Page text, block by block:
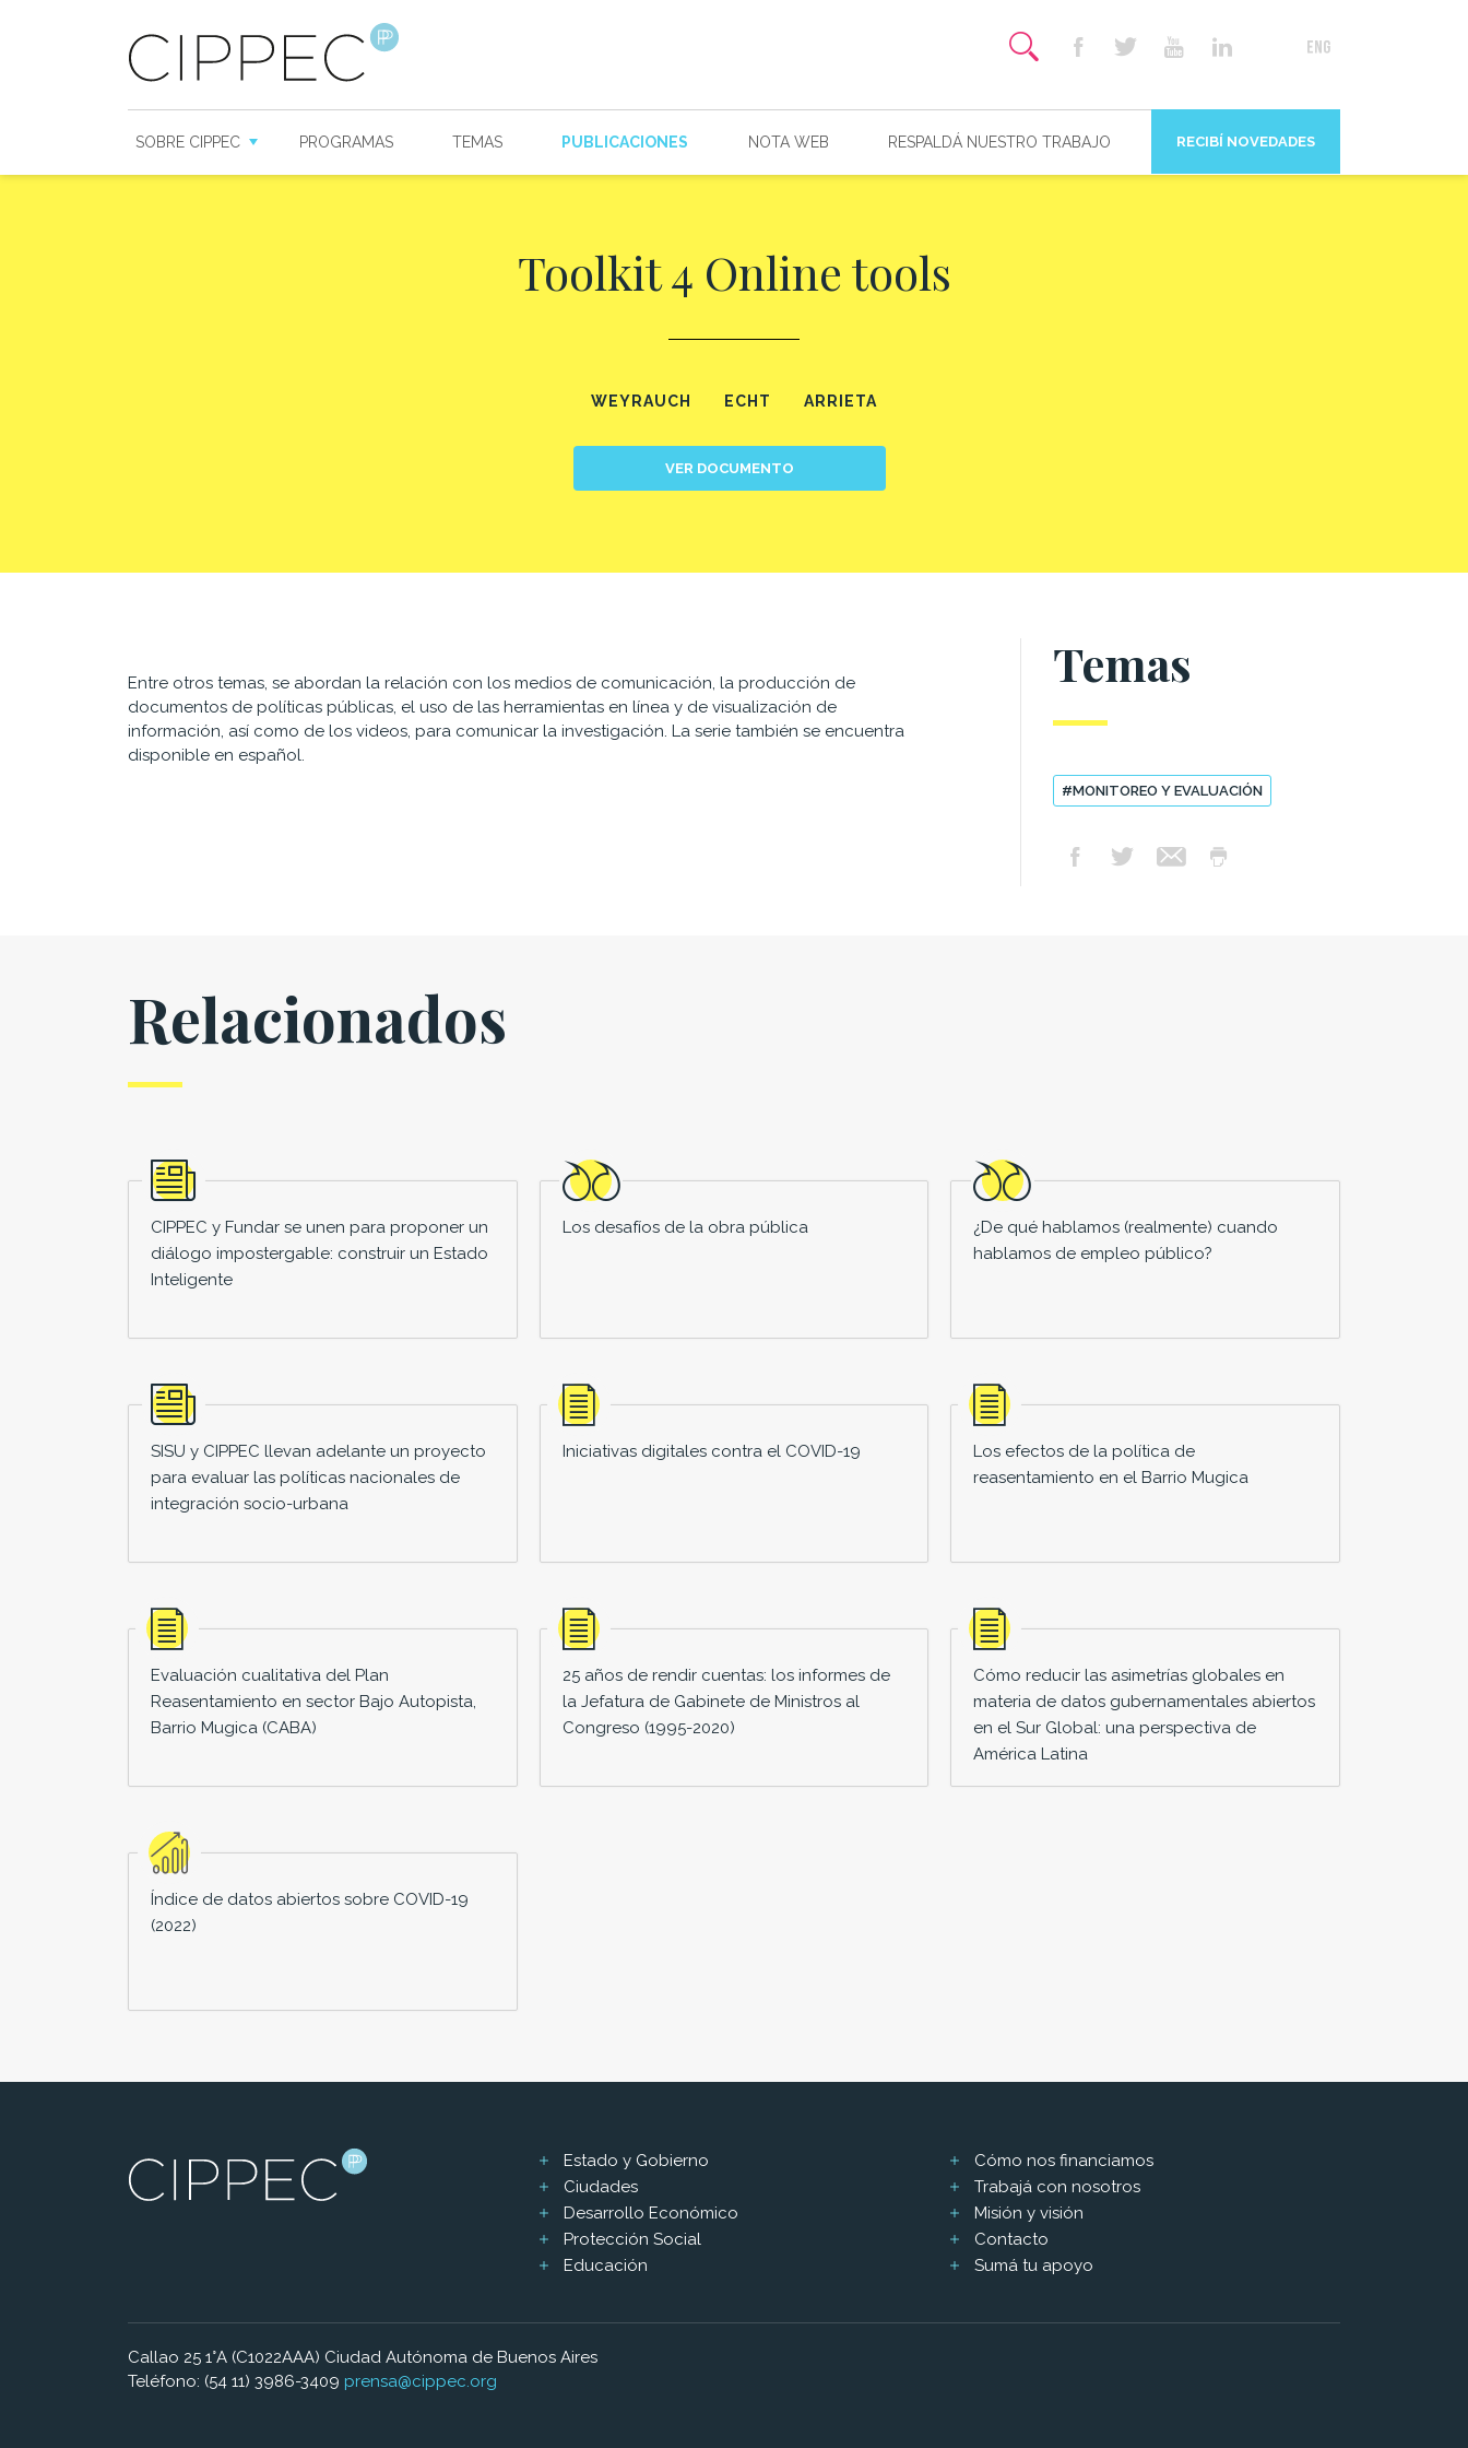
SOBRE CIPPEC PROGRAMAS TEMAS PUBLICACIONES NOTA WEB RESPALDÁ NUESTRO TRABAJO RECIBÍ NOVEDADES
Toolkit 4 Online tools
WEYRAUCH ECHT ARRIETA
VER DOCUMENTO
Entre otros temas, se abordan la relación con los medios de comunicación, la producción de
documentos de políticas públicas, el uso de las herramientas en línea y de visualización de
información, así como de los videos, para comunicar la investigación. La serie también se encuentra
disponible en español.
Temas
#MONITOREO Y EVALUACIÓN
Relacionados
CIPPEC y Fundar se unen para proponer un
diálogo impostergable: construir un Estado
Inteligente
Los desafíos de la obra pública
¿De qué hablamos (realmente) cuando
hablamos de empleo público?
SISU y CIPPEC llevan adelante un proyecto
para evaluar las políticas nacionales de
integración socio-urbana
Iniciativas digitales contra el COVID-19
Los efectos de la política de
reasentamiento en el Barrio Mugica
Evaluación cualitativa del Plan
Reasentamiento en sector Bajo Autopista,
Barrio Mugica (CABA)
25 años de rendir cuentas: los informes de
la Jefatura de Gabinete de Ministros al
Congreso (1995-2020)
Cómo reducir las asimetrías globales en
materia de datos gubernamentales abiertos
en el Sur Global: una perspectiva de
América Latina
Índice de datos abiertos sobre COVID-19
(2022)
Estado y Gobierno
Ciudades
Desarrollo Económico
Protección Social
Educación
Cómo nos financiamos
Trabajá con nosotros
Misión y visión
Contacto
Sumá tu apoyo
Callao 25 1°A (C1022AAA) Ciudad Autónoma de Buenos Aires
Teléfono: (54 11) 3986-3409 prensa@cippec.org